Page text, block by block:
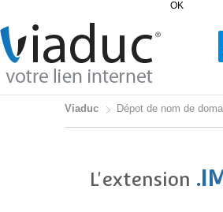
OK
Viaduc Dépot de nom de
L'extension